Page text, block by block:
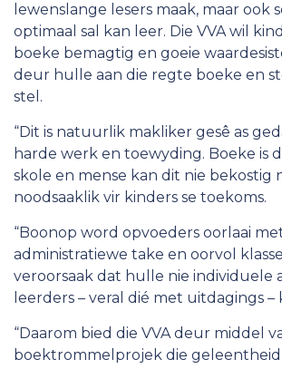
lewenslange lesers maak, maar ook
optimaal sal kan leer. Die VVA wil
boeke bemagtig en goeie
deur hulle aan die regte boeke en
stel.
“Dit is natuurlik makliker gesê as
harde werk en toewyding. Boeke is
skole en mense kan dit nie bekostig
noodsaaklik vir kinders se toekoms.
“Boonop word opvoeders oorlaai
administratiewe take en oorvol
veroorsaak dat hulle nie individuele
leerders – veral dié met uitdagings –
“Daarom bied die VVA deur middel
boektrommelprojek die geleentheid